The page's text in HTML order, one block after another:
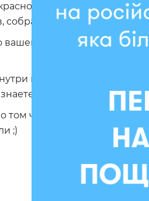
подарка только
собранных в продуманный
вашем времени и собрали
выбран с учетом
кому хотите его
том человеке, о котором вы
;)